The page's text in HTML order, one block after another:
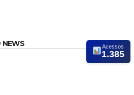
NEWS Acessos
1.385